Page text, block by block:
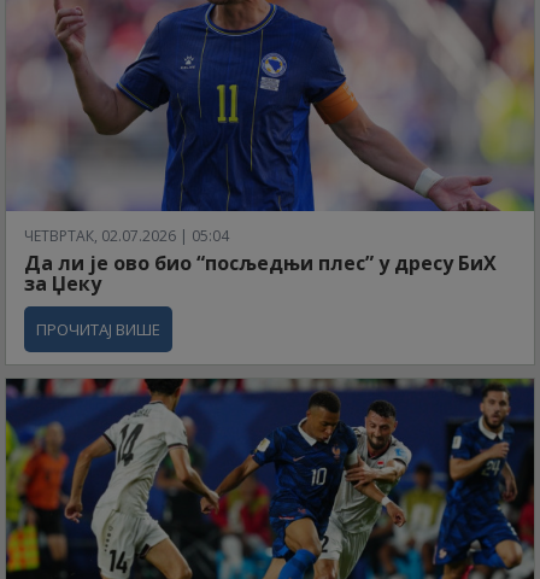
ЧЕТВРТАК, 02.07.2026 | 05:04
Да ли је ово био “посљедњи плес” у дресу БиХ
за Џеку
ПРОЧИТАЈ ВИШЕ